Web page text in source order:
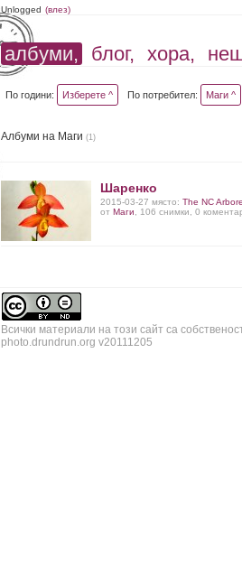
Unlogged (влез)
албуми, блог, хора,
По години: Изберете ^ По потребител: Маги ^
Албуми на Маги(1)
Шаренко
2015-03-27 място:The NC
отМаги , 106 снимки, 0
Всички материали на този сайт са
photo.drundrun.org v20111205